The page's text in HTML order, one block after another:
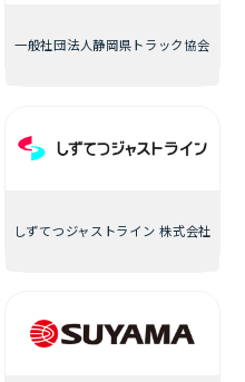
一般社団法人静岡県トラック協会
しずてつジャストライン 株式会社